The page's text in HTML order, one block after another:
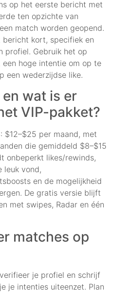
op het eerste bericht met
ten opzichte van
match worden geopend.
kort, specifiek en
profiel. Gebruik het op
hoge intentie om op te
een wederzijdse like.
wat is er
VIP-pakket?
$12–$25 per maand, met
die gemiddeld $8–$15
onbeperkt likes/rewinds,
leuk vond,
en de mogelijkheid
De gratis versie blijft
met swipes, Radar en één
matches op
je profiel en schrijf
je intenties uiteenzet. Plan